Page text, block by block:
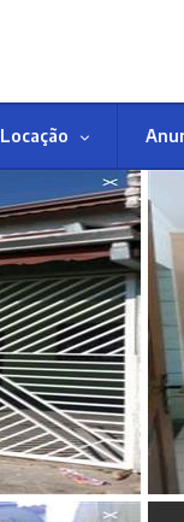
Locação